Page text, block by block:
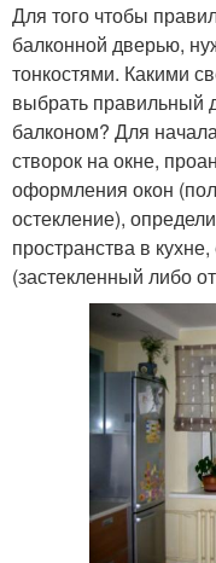
Для того чтобы
балконной дверью,
тонкостями. Какими
выбрать правильный
балконом? Для
створок на окне,
оформления окон
остекление),
пространства в
(застекленный либо